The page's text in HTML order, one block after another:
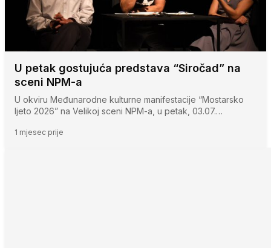
U petak gostujuća predstava “Siročad” na
sceni NPM-a
U okviru Međunarodne kulturne manifestacije “Mostarsko
ljeto 2026” na Velikoj sceni NPM-a, u petak, 03.07.…
1 mjesec prije